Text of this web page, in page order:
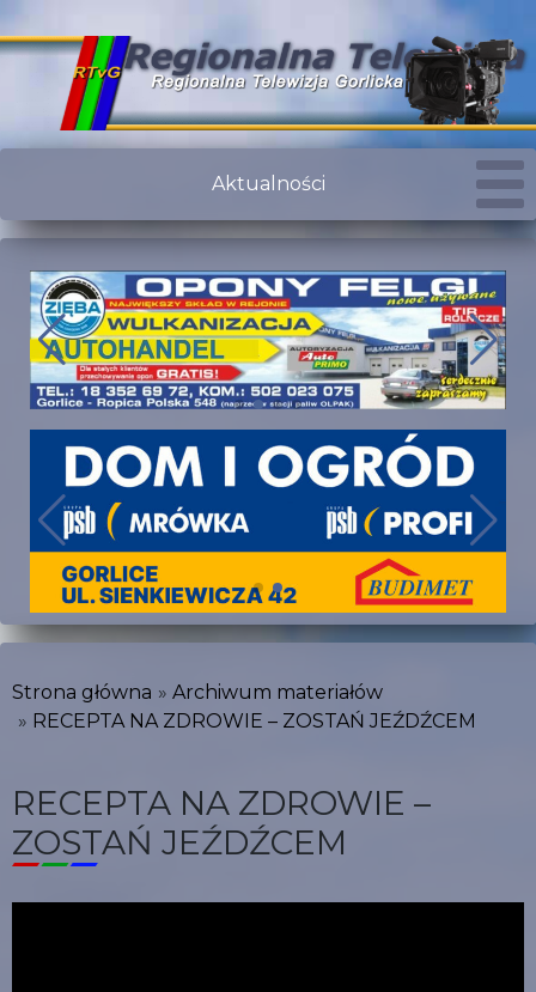
Aktualności
Strona główna
Archiwum materiałów
RECEPTA NA ZDROWIE – ZOSTAŃ JEŹDŹCEM
RECEPTA NA ZDROWIE –
ZOSTAŃ JEŹDŹCEM